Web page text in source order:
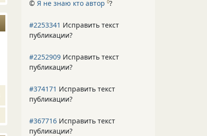
© Я не знаю кто автор 0?
#2253341 Исправить текст
публикации?
#2252909 Исправить текст
публикации?
#374171 Исправить текст
публикации?
#367716 Исправить текст
публикации?